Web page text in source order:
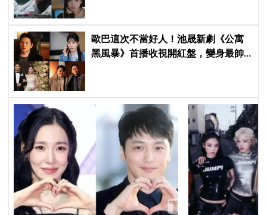
歐巴這次不當好人！池晟新劇《公寓
黑風暴》首播收視開紅盤，變身最帥